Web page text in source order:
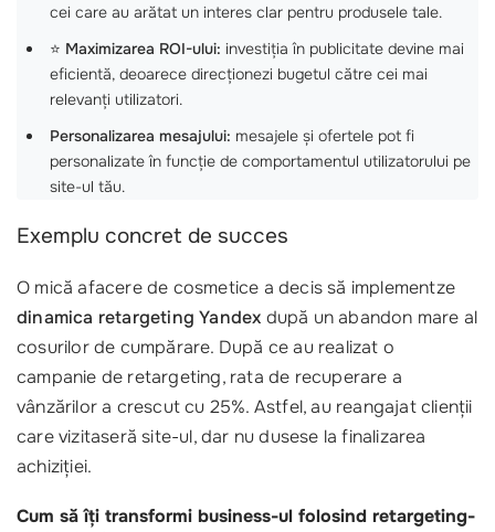
cei care au arătat un interes clar pentru produsele tale.
⭐ Maximizarea ROI-ului: investiția în publicitate devine mai
eficientă, deoarece direcționezi bugetul către cei mai
relevanți utilizatori.
Personalizarea mesajului: mesajele și ofertele pot fi
personalizate în funcție de comportamentul utilizatorului pe
site-ul tău.
Exemplu concret de succes
O mică afacere de cosmetice a decis să implementze
dinamica retargeting Yandex după un abandon mare al
cosurilor de cumpărare. După ce au realizat o
campanie de retargeting, rata de recuperare a
vânzărilor a crescut cu 25%. Astfel, au reangajat clienții
care vizitaseră site-ul, dar nu dusese la finalizarea
achiziției.
Cum să îți transformi business-ul folosind retargeting-